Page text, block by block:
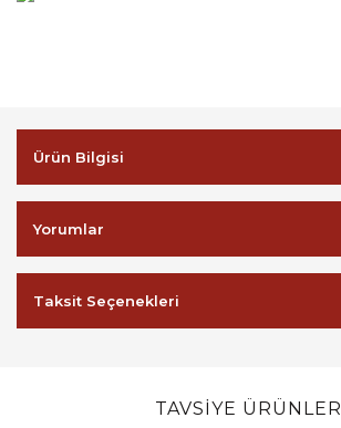
Ürün Bilgisi
Yorumlar
Taksit Seçenekleri
TAVSİYE ÜRÜNLER